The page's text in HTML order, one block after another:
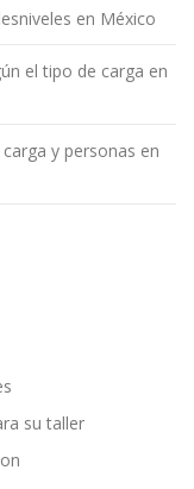
en México
el tipo de carga en
y personas en
su taller